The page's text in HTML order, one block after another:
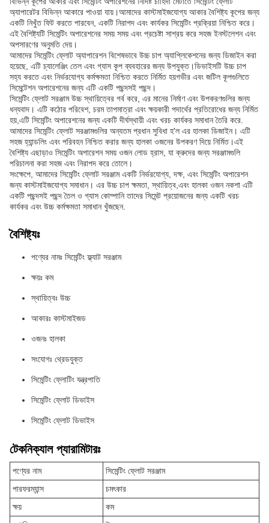
অ্যাপারেটর বিভিন্ন আকারে পাওয়া যায়।আমাদের কাস্টমাইজযোগ্য আকার বৈশিষ্ট্য কূপের জন্য
একটি নিখুঁত ফিট করতে পারবেন, একটি নিরাপদ এবং কার্যকর সিমেন্টিং প্রক্রিয়া নিশ্চিত করে।
এই বৈশিষ্ট্যটি সিমেন্টিং অপারেশনের সময় সময় এবং প্রচেষ্টা সাশ্রয় করে সহজ ইনস্টলেশন এবং
অপসারণের অনুমতি দেয়।
আমাদের সিমেন্টিং ফ্লোট অ্যাপারেশন বিশেষভাবে উচ্চ চাপ অ্যাপ্লিকেশনের জন্য ডিজাইন করা
হয়েছে, এটি চ্যালেঞ্জিং তেল এবং গ্যাস কূপ ব্যবহারের জন্য উপযুক্ত।ডিভাইসটি উচ্চ চাপ
সহ্য করতে এবং নির্ভরযোগ্য কর্মক্ষমতা নিশ্চিত করতে নির্মিত হয়গভীর এবং জটিল কূপগুলিতে
সিমেন্টেশন অপারেশনের জন্য এটি একটি পছন্দসই পছন্দ।
সিমেন্টিং ফ্লোট সরঞ্জাম উচ্চ স্থায়িত্বের গর্ব করে, এর মানের নির্মাণ এবং উপকরণগুলির জন্য
ধন্যবাদ। এটি কঠোর পরিবেশ, চরম তাপমাত্রা এবং ক্ষয়কারী পদার্থের প্রতিরোধের জন্য নির্মিত
হয়,এটি সিমেন্টিং অপারেশনের জন্য একটি দীর্ঘস্থায়ী এবং খরচ কার্যকর সমাধান তৈরি করে.
আমাদের সিমেন্টিং ফ্লোট সরঞ্জামগুলির অন্যতম প্রধান সুবিধা হ'ল এর হালকা ডিজাইন। এটি
সহজ হ্যান্ডলিং এবং পরিবহন নিশ্চিত করার জন্য হালকা ওজনের উপকরণ দিয়ে নির্মিত।এই
বৈশিষ্ট্য এছাড়াও সিমেন্টিং অপারেশন সময় ওজন লোড হ্রাস, যা ক্রুদের জন্য সরঞ্জামগুলি
পরিচালনা করা সহজ এবং নিরাপদ করে তোলে।
সংক্ষেপে, আমাদের সিমেন্টিং ফ্লোট সরঞ্জাম একটি নির্ভরযোগ্য, দক্ষ, এবং সিমেন্টিং অপারেশন
জন্য কাস্টমাইজযোগ্য সমাধান। এর উচ্চ চাপ ক্ষমতা, স্থায়িত্ব,এবং হালকা ওজন নকশা এটি
একটি পছন্দসই পছন্দ তৈল ও গ্যাস কোম্পানি তাদের সিমেন্ট প্রয়োজনের জন্য একটি খরচ
কার্যকর এবং উচ্চ কর্মক্ষমতা সমাধান খুঁজছেন.
বৈশিষ্ট্যঃ
পণ্যের নামঃ সিমেন্টিং ফ্ল্যাট সরঞ্জাম
ক্ষয়ঃ কম
স্থায়িত্বঃ উচ্চ
আকারঃ কাস্টমাইজড
ওজনঃ হালকা
সংযোগঃ থ্রেডযুক্ত
সিমেন্টিং ফ্লোটিং যন্ত্রপাতি
সিমেন্টিং ফ্লোট ডিভাইস
সিমেন্টিং ফ্লোট ডিভাইস
টেকনিক্যাল প্যারামিটারঃ
পণ্যের নাম
সিমেন্টিং ফ্লোট সরঞ্জাম
পারফরম্যান্স
চমৎকার
ক্ষয়
কম